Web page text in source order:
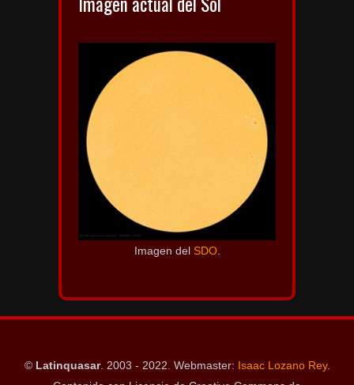
Imagen del SDO.
© Latinquasar. 2003 - 2022. Webmaster: Isaac Lozano Rey.